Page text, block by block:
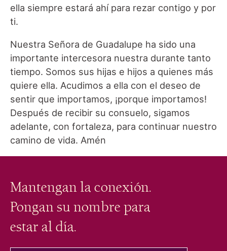
ella siempre estará ahí para rezar contigo y por
ti.
Nuestra Señora de Guadalupe ha sido una
importante intercesora nuestra durante tanto
tiempo. Somos sus hijas e hijos a quienes más
quiere ella. Acudimos a ella con el deseo de
sentir que importamos, ¡porque importamos!
Después de recibir su consuelo, sigamos
adelante, con fortaleza, para continuar nuestro
camino de vida. Amén
Mantengan la conexión.
Pongan su nombre para
estar al día.